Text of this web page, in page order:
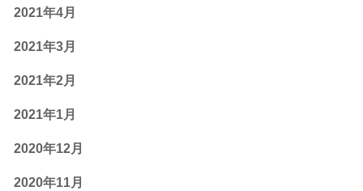
2021年4月
2021年3月
2021年2月
2021年1月
2020年12月
2020年11月